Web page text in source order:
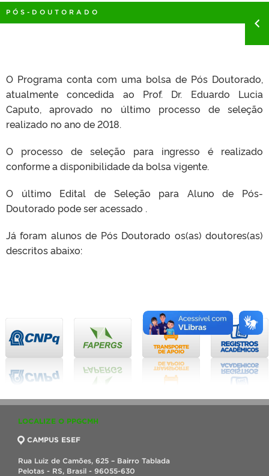
PÓS-DOUTORADO
O Programa conta com uma bolsa de Pós Doutorado,
atualmente concedida ao Prof. Dr. Eduardo Lucia
Caputo, aprovado no último processo de seleção
realizado no ano de 2018.
O processo de seleção para ingresso é realizado
conforme a disponibilidade da bolsa vigente.
O último Edital de Seleção para Aluno de Pós-
Doutorado pode ser acessado .
Já foram alunos de Pós Doutorado os(as) doutores(as)
descritos abaixo:
LOCALIZE O PPGCMH
CAMPUS ESEF
Rua Luiz de Camões, 625 – Bairro Tablada
Pelotas - RS, Brasil - 96055-630